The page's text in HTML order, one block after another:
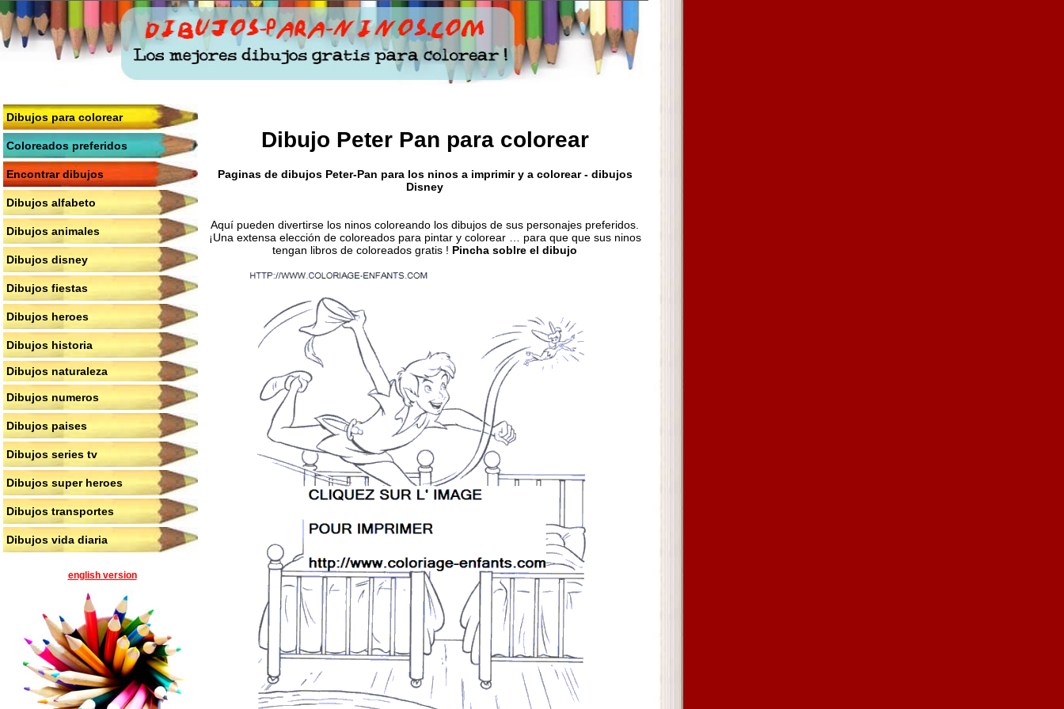
Dibujos para colorear
Coloreados preferidos
Encontrar dibujos
Dibujos alfabeto
Dibujos animales
Dibujos disney
Dibujos fiestas
Dibujos heroes
Dibujos historia
Dibujos naturaleza
Dibujos numeros
Dibujos paises
Dibujos series tv
Dibujos super heroes
Dibujos transportes
Dibujos vida diaria
english version
Dibujo Peter Pan para colorear
Paginas de dibujos Peter-Pan para los ninos a imprimir y a colorear - dibujos
Disney
Aquí pueden divertirse los ninos coloreando los dibujos de sus personajes preferidos.
¡Una extensa elección de coloreados para pintar y colorear … para que que sus ninos
tengan libros de coloreados gratis ! Pincha soblre el dibujo